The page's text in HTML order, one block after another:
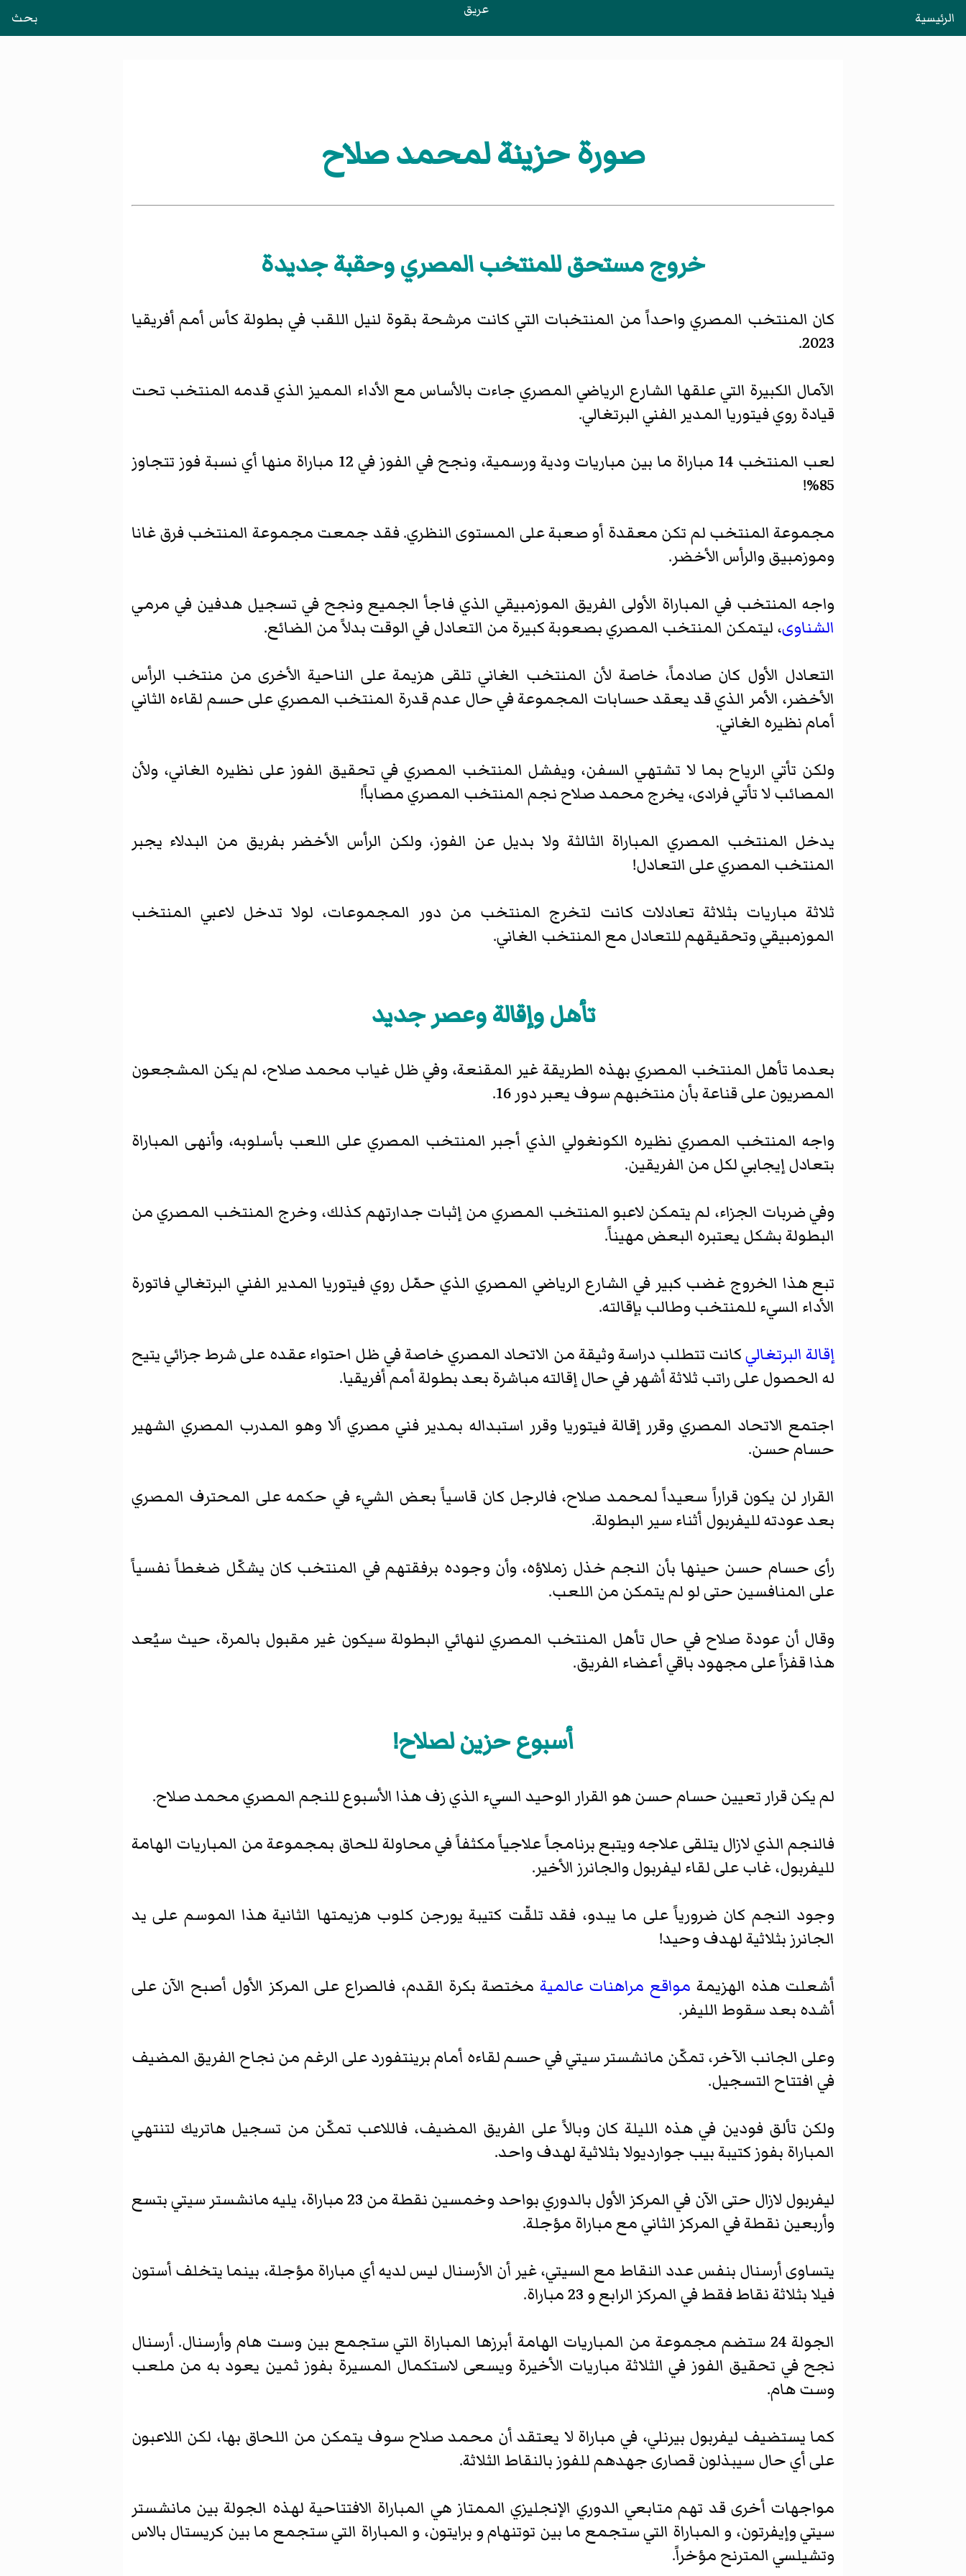
الرئيسية عريق بحث
صورة حزينة لمحمد صلاح
خروج مستحق للمنتخب المصري وحقبة جديدة
كان المنتخب المصري واحداً من المنتخبات التي كانت مرشحة بقوة لنيل اللقب في بطولة كأس أمم أفريقيا
2023.
الآمال الكبيرة التي علقها الشارع الرياضي المصري جاءت بالأساس مع الأداء المميز الذي قدمه المنتخب تحت
قيادة روي فيتوريا المدير الفني البرتغالي.
لعب المنتخب 14 مباراة ما بين مباريات ودية ورسمية، ونجح في الفوز في 12 مباراة منها أي نسبة فوز تتجاوز
85%!
مجموعة المنتخب لم تكن معقدة أو صعبة على المستوى النظري. فقد جمعت مجموعة المنتخب فرق غانا
وموزمبيق والرأس الأخضر.
واجه المنتخب في المباراة الأولى الفريق الموزمبيقي الذي فاجأ الجميع ونجح في تسجيل هدفين في مرمي
الشناوى، ليتمكن المنتخب المصري بصعوبة كبيرة من التعادل في الوقت بدلاً من الضائع.
التعادل الأول كان صادماً، خاصة لأن المنتخب الغاني تلقى هزيمة على الناحية الأخرى من منتخب الرأس
الأخضر، الأمر الذي قد يعقد حسابات المجموعة في حال عدم قدرة المنتخب المصري على حسم لقاءه الثاني
أمام نظيره الغاني.
ولكن تأتي الرياح بما لا تشتهي السفن، ويفشل المنتخب المصري في تحقيق الفوز على نظيره الغاني، ولأن
المصائب لا تأتي فرادى، يخرج محمد صلاح نجم المنتخب المصري مصاباً!
يدخل المنتخب المصري المباراة الثالثة ولا بديل عن الفوز، ولكن الرأس الأخضر بفريق من البدلاء يجبر
المنتخب المصري على التعادل!
ثلاثة مباريات بثلاثة تعادلات كانت لتخرج المنتخب من دور المجموعات، لولا تدخل لاعبي المنتخب
الموزمبيقي وتحقيقهم للتعادل مع المنتخب الغاني.
تأهل وإقالة وعصر جديد
بعدما تأهل المنتخب المصري بهذه الطريقة غير المقنعة، وفي ظل غياب محمد صلاح، لم يكن المشجعون
المصريون على قناعة بأن منتخبهم سوف يعبر دور 16.
واجه المنتخب المصري نظيره الكونغولي الذي أجبر المنتخب المصري على اللعب بأسلوبه، وأنهى المباراة
بتعادل إيجابي لكل من الفريقين.
وفي ضربات الجزاء، لم يتمكن لاعبو المنتخب المصري من إثبات جدارتهم كذلك، وخرج المنتخب المصري من
البطولة بشكل يعتبره البعض مهيناً.
تبع هذا الخروج غضب كبير في الشارع الرياضي المصري الذي حمّل روي فيتوريا المدير الفني البرتغالي فاتورة
الأداء السيء للمنتخب وطالب بإقالته.
إقالة البرتغاليكانت تتطلب دراسة وثيقة من الاتحاد المصري خاصة في ظل احتواء عقده على شرط جزائي يتيح
له الحصول على راتب ثلاثة أشهر في حال إقالته مباشرة بعد بطولة أمم أفريقيا.
اجتمع الاتحاد المصري وقرر إقالة فيتوريا وقرر استبداله بمدير فني مصري ألا وهو المدرب المصري الشهير
حسام حسن.
القرار لن يكون قراراً سعيداً لمحمد صلاح، فالرجل كان قاسياً بعض الشيء في حكمه على المحترف المصري
بعد عودته لليفربول أثناء سير البطولة.
رأى حسام حسن حينها بأن النجم خذل زملاؤه، وأن وجوده برفقتهم في المنتخب كان يشكّل ضغطاً نفسياً
على المنافسين حتى لو لم يتمكن من اللعب.
وقال أن عودة صلاح في حال تأهل المنتخب المصري لنهائي البطولة سيكون غير مقبول بالمرة، حيث سيُعد
هذا قفزاً على مجهود باقي أعضاء الفريق.
أسبوع حزين لصلاح!
لم يكن قرار تعيين حسام حسن هو القرار الوحيد السيء الذي زف هذا الأسبوع للنجم المصري محمد صلاح.
فالنجم الذي لازال يتلقى علاجه ويتبع برنامجاً علاجياً مكثفاً في محاولة للحاق بمجموعة من المباريات الهامة
لليفربول، غاب على لقاء ليفربول والجانرز الأخير.
وجود النجم كان ضرورياً على ما يبدو، فقد تلقّت كتيبة يورجن كلوب هزيمتها الثانية هذا الموسم على يد
الجانرز بثلاثية لهدف وحيد!
أشعلت هذه الهزيمة مواقع مراهنات عالمية مختصة بكرة القدم، فالصراع على المركز الأول أصبح الآن على
أشده بعد سقوط الليفر.
وعلى الجانب الآخر، تمكّن مانشستر سيتي في حسم لقاءه أمام برينتفورد على الرغم من نجاح الفريق المضيف
في افتتاح التسجيل.
ولكن تألق فودين في هذه الليلة كان وبالاً على الفريق المضيف، فاللاعب تمكّن من تسجيل هاتريك لتنتهي
المباراة بفوز كتيبة بيب جوارديولا بثلاثية لهدف واحد.
ليفربول لازال حتى الآن في المركز الأول بالدوري بواحد وخمسين نقطة من 23 مباراة، يليه مانشستر سيتي بتسع
وأربعين نقطة في المركز الثاني مع مباراة مؤجلة.
يتساوى أرسنال بنفس عدد النقاط مع السيتي، غير أن الأرسنال ليس لديه أي مباراة مؤجلة، بينما يتخلف أستون
فيلا بثلاثة نقاط فقط في المركز الرابع و 23 مباراة.
الجولة 24 ستضم مجموعة من المباريات الهامة أبرزها المباراة التي ستجمع بين وست هام وأرسنال. أرسنال
نجح في تحقيق الفوز في الثلاثة مباريات الأخيرة ويسعى لاستكمال المسيرة بفوز ثمين يعود به من ملعب
وست هام.
كما يستضيف ليفربول بيرنلي، في مباراة لا يعتقد أن محمد صلاح سوف يتمكن من اللحاق بها، لكن اللاعبون
على أي حال سيبذلون قصارى جهدهم للفوز بالنقاط الثلاثة.
مواجهات أخرى قد تهم متابعي الدوري الإنجليزي الممتاز هي المباراة الافتتاحية لهذه الجولة بين مانشستر
سيتي وإيفرتون، و المباراة التي ستجمع ما بين توتنهام و برايتون، و المباراة التي ستجمع ما بين كريستال بالاس
وتشيلسي المترنح مؤخراً.